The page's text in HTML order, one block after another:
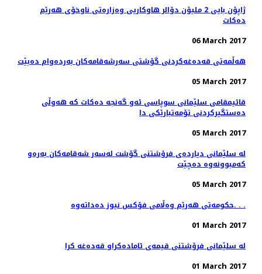
ژاپۆن بایی 2 ملیۆن دۆالر هاوكاریی وەزارەتی ناوخۆی هەرێم
دەكات
06 March 2017
هه‌ڵمه‌تی قه‌ده‌غه‌كردنی گۆشتی سه‌رشه‌قامه‌كان به‌رده‌وام ده‌بێت
05 March 2017
قائیمقامی سلێمانی سوپاسی ئه‌و گه‌نجه‌ ده‌كات كه‌ هه‌وڵی
ده‌ستگیركردنی تۆمه‌تبارێكی دا
05 March 2017
له‌ سلێمانی دیارده‌ی فرۆشتنی گۆشت له‌سه‌ر شه‌قامه‌كان به‌ره‌و
كه‌مبوونه‌وه‌ ده‌چێت
05 March 2017
حکومەتی هەرێم وەڵامی فۆکس نیوز دەداتەوە. . .
01 March 2017
له‌ سلێمانی فرۆشتنی قیمه‌ی ئاماده‌كراو قه‌ده‌غه‌ كرا
01 March 2017